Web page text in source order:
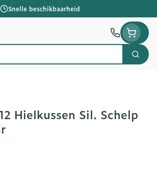
Snelle beschikbaarheid
Zoek
Hielkussen Sil. Schelp